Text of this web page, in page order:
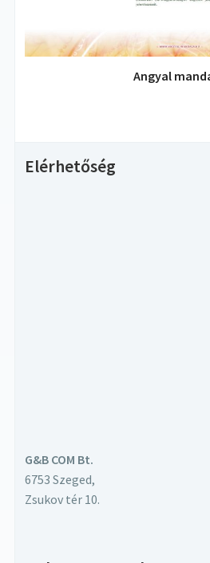
Angyal
Elérhetőség
G&B COM Bt.
6753 Szeged,
Zsukov tér 10.